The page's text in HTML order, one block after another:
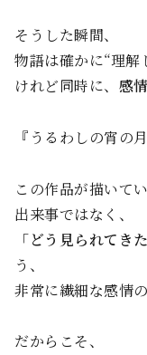
そうした瞬間、
物語は確かに“理解
けれど同時に、 感
『うるわしの宵の
この作品が描いて
出来事ではなく、
「どう見られてき
う、
非常に繊細な感情
だからこそ、